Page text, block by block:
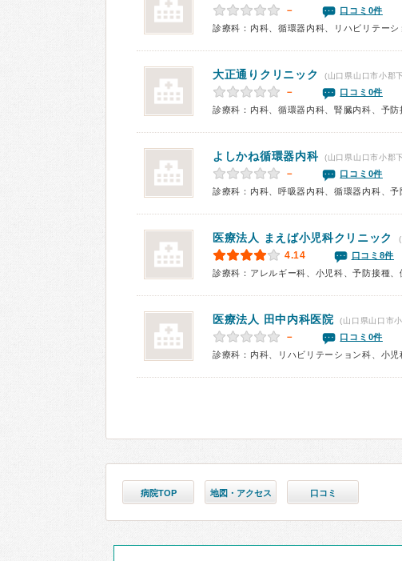
－
口コミ0件
診療科：内科、循環器内科、リハビリテー
大正通りクリニック (山口県山口市小郡
－
口コミ0件
診療科：内科、循環器内科、腎臓内科、予
よしかね循環器内科 (山口県山口市小郡
－
口コミ0件
診療科：内科、呼吸器内科、循環器内科、予
医療法人 まえば小児科クリニック
4.14
口コミ8件
診療科：アレルギー科、小児科、予防接種、
医療法人 田中内科医院 (山口県山口市
－
口コミ0件
診療科：内科、リハビリテーション科、小児
病院TOP 地図・アクセス 口コミ